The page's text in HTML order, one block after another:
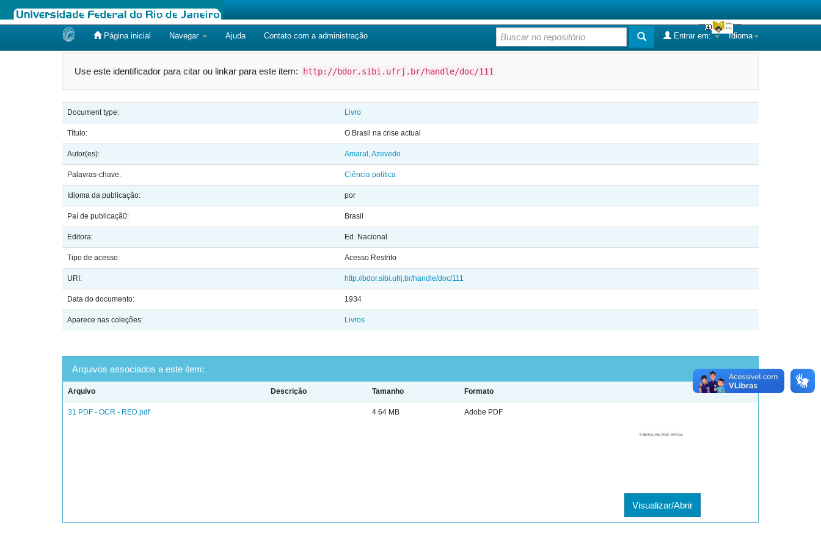
Página inicial Navegar Ajuda Contato com a administração Idioma
Entrar em:
Use este identificador para citar ou linkar para este item: http://bdor.sibi.ufrj.br/handle/doc/111
Document type: Livro
Título: O Brasil na crise actual
Autor(es): Amaral, Azevedo
Palavras-chave: Ciência política
Idioma da publicação: por
Paí de publicaçã0: Brasil
Editora: Ed. Nacional
Tipo de acesso: Acesso Restrito
URI: http://bdor.sibi.ufrj.br/handle/doc/111
Data do documento: 1934
Aparece nas coleções: Livros
Arquivos associados a este item:
Arquivo Descrição Tamanho Formato
31 PDF - OCR - RED.pdf 4.64 MB Adobe PDF
Visualizar/Abrir